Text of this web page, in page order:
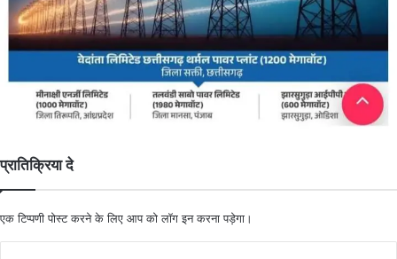
प्रातिक्रिया दे
एक टिप्पणी पोस्ट करने के लिए आप कोलॉग इनकरना पड़ेगा।